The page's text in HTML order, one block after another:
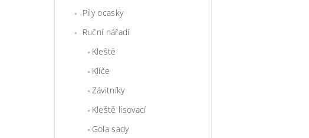
Pily ocasky
Ruční nářadí
Kleště
Klíče
Závitníky
Kleště lisovací
Gola sady